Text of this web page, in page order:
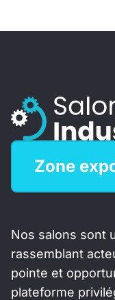
Zone
Nos salons sont
rassemblant
pointe et
plateforme